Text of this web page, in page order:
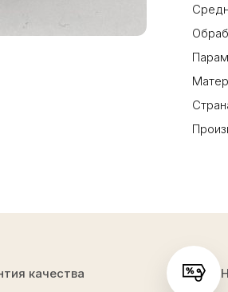
качества